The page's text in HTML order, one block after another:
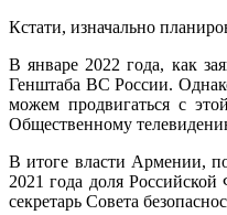
Кстати, изначально
В январе 2022 года, как
Генштаба ВС России.
можем продвигаться с
Общественному
В итоге власти Армении,
2021 года доля
секретарь Совета